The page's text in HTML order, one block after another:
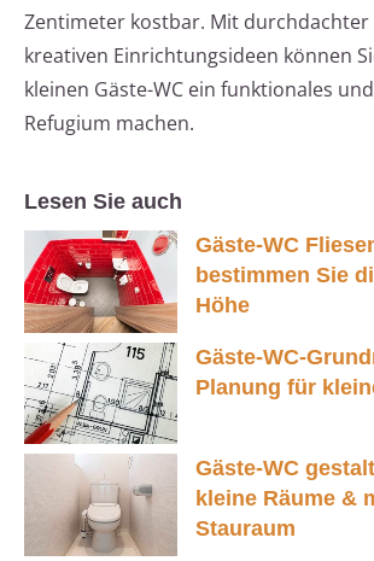
Zentimeter kostbar. Mit durchdachter
kreativen Einrichtungsideen können
kleinen Gäste-WC ein funktionales
Refugium machen.
Lesen Sie auch
Gäste-WC
bestimmen Sie
Höhe
Gäste-WC-
Planung für
Gäste-WC
kleine Räume &
Stauraum